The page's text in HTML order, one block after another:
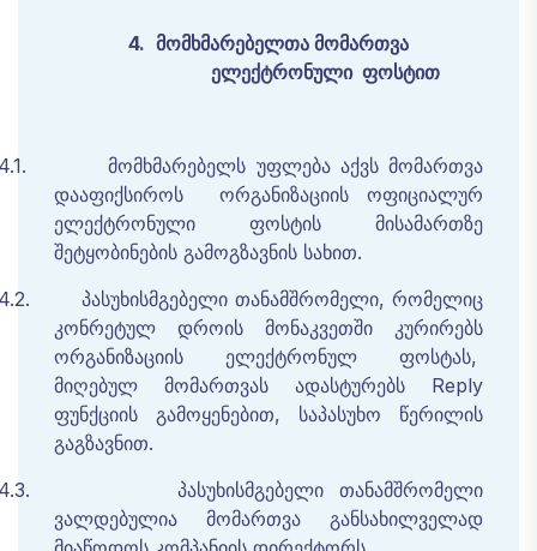
4. მომხმარებელთა მომართვა
ელექტრონული ფოსტით
მომხმარებელს უფლება აქვს მომართვა
დააფიქსიროს
ორგანიზაციის
ოფიციალურ
ელექტრონული
ფოსტის
მისამართზე
შეტყობინების გამოგზავნის სახით.
პასუხისმგებელი თანამშრომელი, რომელიც
კონრეტულ
დროის მონაკვეთში
კურირებს
ორგანიზაციის
ელექტრონულ ფოსტას,
მიღებულ მომართვას ადასტურებს Reply
ფუნქციის გამოყენებით, საპასუხო წერილის
გაგზავნით.
პასუხისმგებელი
თანამშრომელი
ვალდებულია
მომართვა
განსახილველად